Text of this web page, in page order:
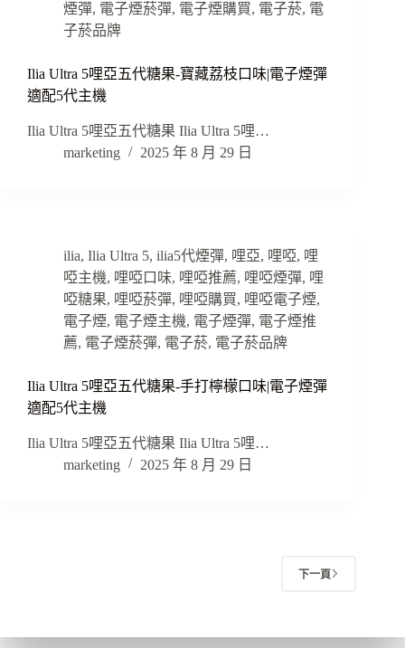
煙彈, 電子煙菸彈, 電子煙購買, 電子菸, 電
子菸品牌
Ilia Ultra 5哩亞五代糖果-寶藏荔枝口味|電子煙彈
適配5代主機
Ilia Ultra 5哩亞五代糖果 Ilia Ultra 5哩…
marketing
2025 年 8 月 29 日
ilia, Ilia Ultra 5, ilia5代煙彈, 哩亞, 哩啞, 哩
啞主機, 哩啞口味, 哩啞推薦, 哩啞煙彈, 哩
啞糖果, 哩啞菸彈, 哩啞購買, 哩啞電子煙,
電子煙, 電子煙主機, 電子煙彈, 電子煙推
薦, 電子煙菸彈, 電子菸, 電子菸品牌
Ilia Ultra 5哩亞五代糖果-手打檸檬口味|電子煙彈
適配5代主機
Ilia Ultra 5哩亞五代糖果 Ilia Ultra 5哩…
marketing
2025 年 8 月 29 日
下一頁